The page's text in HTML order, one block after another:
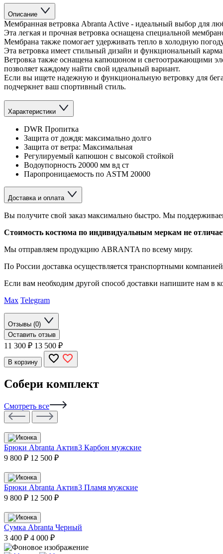
Описание
Мембранная ветровка Abranta Active - идеальный выбор для
Эта легкая и прочная ветровка оснащена специальной
Мембрана также помогает удерживать тепло в холодную
Эта ветровка имеет стильный дизайн и функциональный
Ветровка также оснащена капюшоном и светоотражающими
позволяет каждому найти свой идеальный вариант.
Если вы ищете надежную и функциональную ветровку для
подчеркнет ваш спортивный стиль.
Характеристики
DWR Пропитка
Защита от дождя: максимально долго
Защита от ветра: Максимальная
Регулируемый капюшон с высокой стойкой
Водоупорность 20000 мм вд ст
Паропроницаемость по ASTM 20000
Доставка и оплата
Вы получите свой заказ максимально быстро. Мы
Стоимость костюма по индивидуальным меркам не
Мы отправляем продукцию ABRANTA по всему миру.
По России доставка осуществляется транспортными
Если вам необходим другой способ доставки напишите нам в
Max Telegram
Отзывы (0)
Оставить отзыв
11 300 ₽ 13 500 ₽
В корзину
Собери комплект
Смотреть все
Брюки Abranta Актив3 Карбон мужские
9 800 ₽ 12 500 ₽
Брюки Abranta Актив3 Пламя мужские
9 800 ₽ 12 500 ₽
Сумка Abranta Черный
3 400 ₽ 4 000 ₽